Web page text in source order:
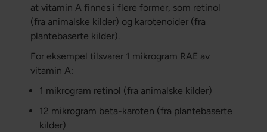
at vitamin A finnes i flere former, som retinol
(fra animalske kilder) og karotenoider (fra
plantebaserte kilder).
For eksempel tilsvarer 1 mikrogram RAE av
vitamin A:
1 mikrogram retinol (fra animalske kilder)
12 mikrogram beta-karoten (fra plantebaserte
kilder)